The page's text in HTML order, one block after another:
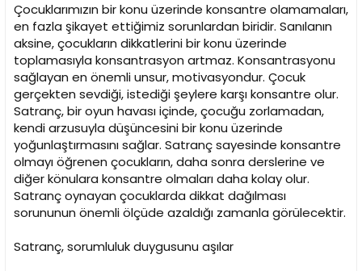
Çocuklarımızın bir konu üzerinde konsantre olamamaları,
en fazla şikayet ettiğimiz sorunlardan biridir. Sanılanın
aksine, çocukların dikkatlerini bir konu üzerinde
toplamasıyla konsantrasyon artmaz. Konsantrasyonu
sağlayan en önemli unsur, motivasyondur. Çocuk
gerçekten sevdiği, istediği şeylere karşı konsantre olur.
Satranç, bir oyun havası içinde, çocuğu zorlamadan,
kendi arzusuyla düşüncesini bir konu üzerinde
yoğunlaştırmasını sağlar. Satranç sayesinde konsantre
olmayı öğrenen çocukların, daha sonra derslerine ve
diğer könulara konsantre olmaları daha kolay olur.
Satranç oynayan çocuklarda dikkat dağılması
sorununun önemli ölçüde azaldığı zamanla görülecektir.
Satranç, sorumluluk duygusunu aşılar